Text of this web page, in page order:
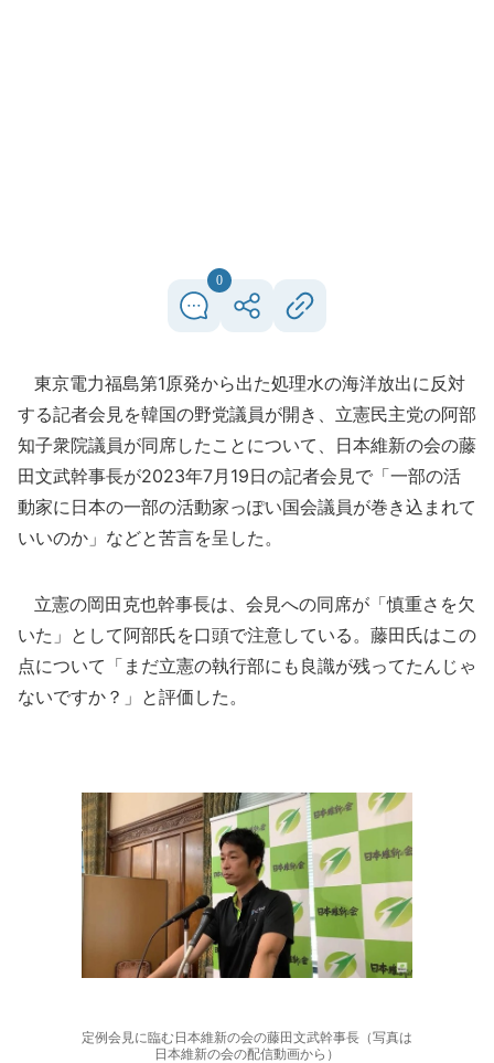
0
東京電力福島第1原発から出た処理水の海洋放出に反対
する記者会見を韓国の野党議員が開き、立憲民主党の阿部
知子衆院議員が同席したことについて、日本維新の会の藤
田文武幹事長が2023年7月19日の記者会見で「一部の活
動家に日本の一部の活動家っぽい国会議員が巻き込まれて
いいのか」などと苦言を呈した。
立憲の岡田克也幹事長は、会見への同席が「慎重さを欠
いた」として阿部氏を口頭で注意している。藤田氏はこの
点について「まだ立憲の執行部にも良識が残ってたんじゃ
ないですか？」と評価した。
定例会見に臨む日本維新の会の藤田文武幹事長（写真は
日本維新の会の配信動画から）